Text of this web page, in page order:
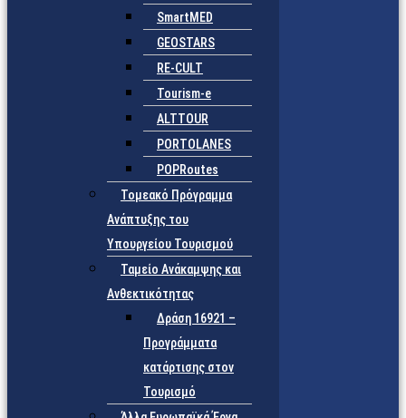
SmartMED
GEOSTARS
RE-CULT
Tourism-e
ALTTOUR
PORTOLANES
POPRoutes
Τομεακό Πρόγραμμα
Ανάπτυξης του
Υπουργείου Τουρισμού
Ταμείο Ανάκαμψης και
Ανθεκτικότητας
Δράση 16921 –
Προγράμματα
κατάρτισης στον
Τουρισμό